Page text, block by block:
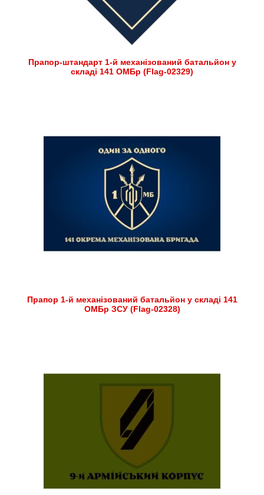
Прапор-штандарт 1-й механізований батальйон у
складі 141 ОМБр (Flag-02329)
Прапор 1-й механізований батальйон у складі 141
ОМБр ЗСУ (Flag-02328)